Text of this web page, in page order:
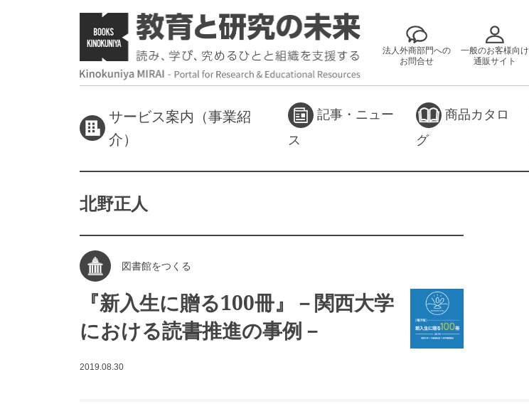
法人外商部門への
お問合せ
一般のお客様向け
通販サイト
サービス案内（事業紹
介）
記事・ニュー
ス
商品カタロ
グ
北野正人
図書館をつくる
『新入生に贈る100冊』－関西大学
における読書推進の事例－
2019.08.30